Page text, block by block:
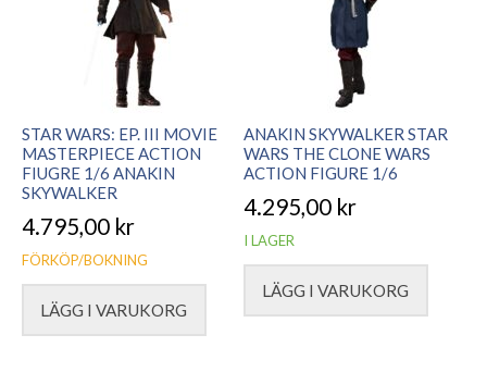
STAR WARS: EP. III MOVIE
MASTERPIECE ACTION
FIUGRE 1/6 ANAKIN
SKYWALKER
4.795,00 kr
FÖRKÖP/BOKNING
LÄGG I VARUKORG
ANAKIN SKYWALKER STAR
WARS THE CLONE WARS
ACTION FIGURE 1/6
4.295,00 kr
I LAGER
LÄGG I VARUKORG